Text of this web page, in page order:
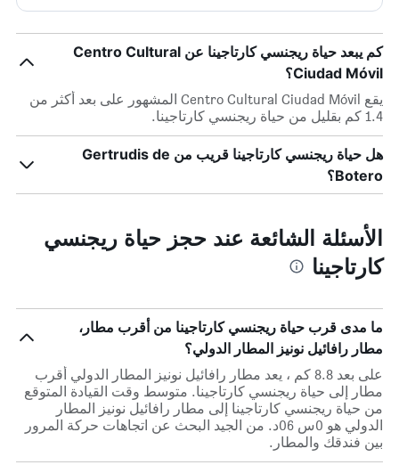
كم يبعد حياة ريجنسي كارتاجينا عن Centro Cultural
Ciudad Móvil؟
يقع Centro Cultural Ciudad Móvil المشهور على بعد أكثر من
1.4 كم بقليل من حياة ريجنسي كارتاجينا.
هل حياة ريجنسي كارتاجينا قريب من Gertrudis de
Botero؟
الأسئلة الشائعة عند حجز حياة ريجنسي
كارتاجينا
ما مدى قرب حياة ريجنسي كارتاجينا من أقرب مطار،
مطار رافائيل نونيز المطار الدولي؟
على بعد 8.8 كم ، يعد مطار رافائيل نونيز المطار الدولي أقرب
مطار إلى حياة ريجنسي كارتاجينا. متوسط وقت القيادة المتوقع
من حياة ريجنسي كارتاجينا إلى مطار رافائيل نونيز المطار
الدولي هو 0س 06د. من الجيد البحث عن اتجاهات حركة المرور
بين فندقك والمطار.